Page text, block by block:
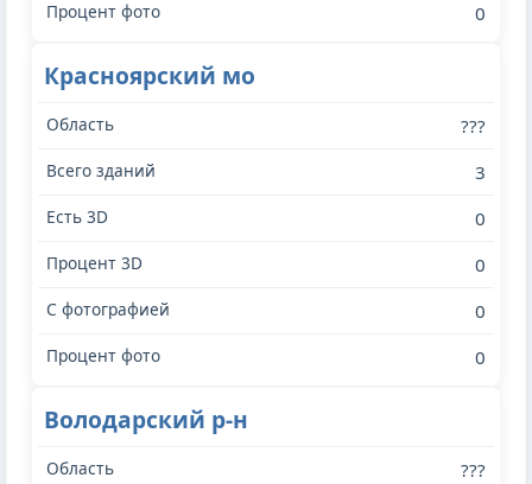
0
Красноярский мо
???
3
0
0
0
0
Володарский р-н
???